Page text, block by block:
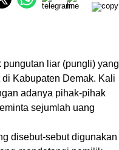
pungutan liar (pungli) yang
Kabupaten Demak. Kali
adanya pihak-pihak
sejumlah uang
disebut-sebut digunakan